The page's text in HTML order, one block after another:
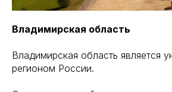
Владимирская область
Владимирская область является
регионом России.